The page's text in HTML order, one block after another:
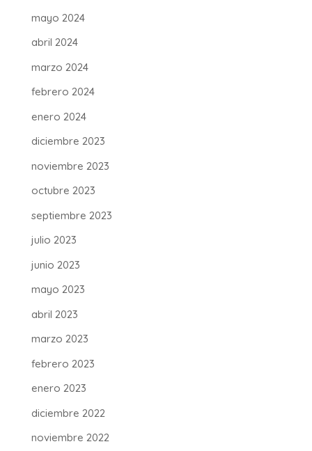
mayo 2024
abril 2024
marzo 2024
febrero 2024
enero 2024
diciembre 2023
noviembre 2023
octubre 2023
septiembre 2023
julio 2023
junio 2023
mayo 2023
abril 2023
marzo 2023
febrero 2023
enero 2023
diciembre 2022
noviembre 2022